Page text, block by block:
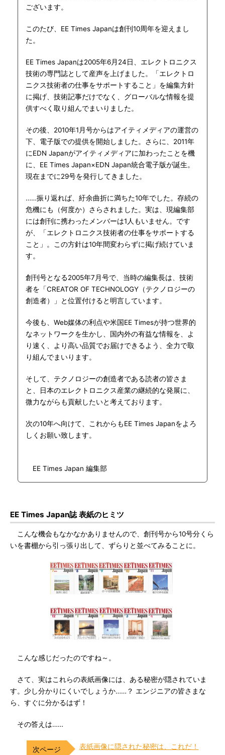
ございます。
このたび、EE Times Japanは創刊10周年を迎えまし
た。
EE Times Japanは2005年6月24日、エレクトロニクス
技術の専門誌として産声を上げました。「エレクトロ
ニクス技術者の仕事をサポートすること」を編集方針
に掲げ、技術記事だけでなく、グローバルな情報を提
供すべく取り組んでまいりました。
その後、2010年1月号からはアイティメディアの運営の
下、電子版での提供を開始しました。さらに、2011年
にEDN Japanがアイティメディアに加わったことを機
に、EE Times Japan×EDN Japan統合電子版が誕生。
現在までに29号を発行してきました。
……振り返れば、紆余曲折に満ちた10年でした。存続の
危機にも（何度か）さらされました。実は、現編集部
には創刊に携わったメンバーは1人もいません。です
が、「エレクトロニクス技術者の仕事をサポートする
こと」。この方針は10年間変わらずに掲げ続けていま
す。
創刊号となる2005年7月号で、当時の編集長は、技術
者を「CREATOR OF TECHNOLOGY（テクノロジーの
創造者）」と位置付けると明言しています。
今後も、Web媒体の利点や米国EE Timesが持つ世界的
なネットワークを生かし、国内外の有益な情報を、よ
り速く、より高い品質でお届けできるよう、全力で取
り組んでまいります。
そして、テクノロジーの創造者である読者の皆さま
と、日本のエレクトロニクス産業の継続的な発展に、
微力ながらも貢献したいと考えております。
次の10年へ向けて、これからもEE Times Japanをよろ
しくお願い致します。
EE Times Japan 編集部
EE Times Japan誌 表紙のヒミツ
こんな機会もなかなかありませんので、創刊号から10号分くら
いを書棚から引っ張り出して、ずらりと並べてみることに。
こんな感じだったのですね～。
さて、実はこれらの表紙画像には、ある秘密が隠されていま
す。少し分かりにくいでしょうか……？ エンジニアの皆さまな
ら、すぐに分かるはず！
その答えは……
表紙画像に隠された秘密は、これだ！